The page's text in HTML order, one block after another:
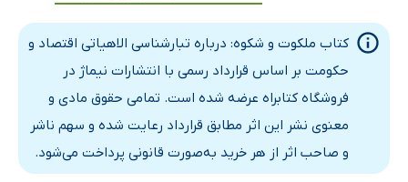
کتاب ملکوت و شکوه: درباره تبارشناسی الاهیاتی اقتصاد و
حکومت بر اساس قرارداد رسمی با انتشارات نیماژ در
فروشگاه کتابراه عرضه شده است. تمامی حقوق مادی و
معنوی نشر این اثر مطابق قرارداد رعایت شده و سهم ناشر
و صاحب اثر از هر خرید به‌صورت قانونی پرداخت می‌شود.